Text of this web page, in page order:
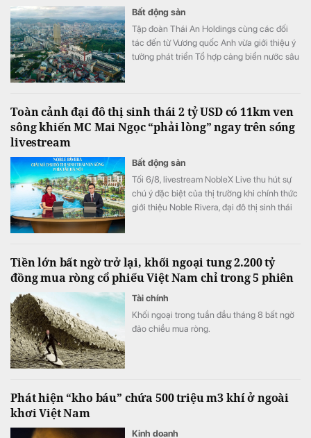
Bất động sản
Tập đoàn Thái An Holdings cùng các đối
tác đến từ Vương quốc Anh vừa giới thiệu ý
tưởng phát triển Tổ hợp cảng biển nước sâu
Toàn cảnh đại đô thị sinh thái 2 tỷ USD có 11km ven
sông khiến MC Mai Ngọc “phải lòng” ngay trên sóng
livestream
Bất động sản
Tối 6/8, livestream NobleX Live thu hút sự
chú ý đặc biệt của thị trường khi chính thức
giới thiệu Noble Rivera, đại đô thị sinh thái
cùng bộ sưu tập gần 2.000 dinh thự độc
bản.
Tiền lớn bất ngờ trở lại, khối ngoại tung 2.200 tỷ
đồng mua ròng cổ phiếu Việt Nam chỉ trong 5 phiên
Tài chính
Khối ngoại trong tuần đầu tháng 8 bất ngờ
đảo chiều mua ròng.
Phát hiện “kho báu” chứa 500 triệu m3 khí ở ngoài
khơi Việt Nam
Kinh doanh